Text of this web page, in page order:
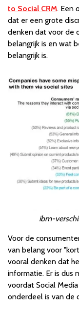
to Social CRM. Een
dat er een grote
denken dat voor de
belangrijk is en wat
belangrijk is.
ibm-
Voor de
van belang voor
vooral denken dat
informatie. Er is dus
voordat Social
onderdeel is van de